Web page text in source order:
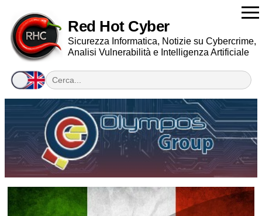
Red Hot Cyber
Sicurezza Informatica, Notizie su Cybercrime,
Analisi Vulnerabilità e Intelligenza Artificiale